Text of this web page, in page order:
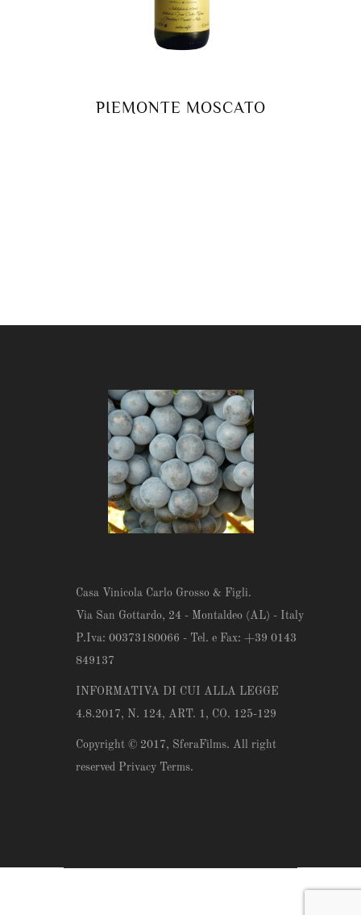
PIEMONTE MOSCATO
Casa Vinicola Carlo Grosso & Figli.
Via San Gottardo, 24 - Montaldeo (AL) - Italy
P.Iva: 00373180066 - Tel. e Fax: +39 0143
849137
INFORMATIVA DI CUI ALLA LEGGE
4.8.2017, N. 124, ART. 1, CO. 125-129
Copyright © 2017, SferaFilms. All right
reserved Privacy Terms.